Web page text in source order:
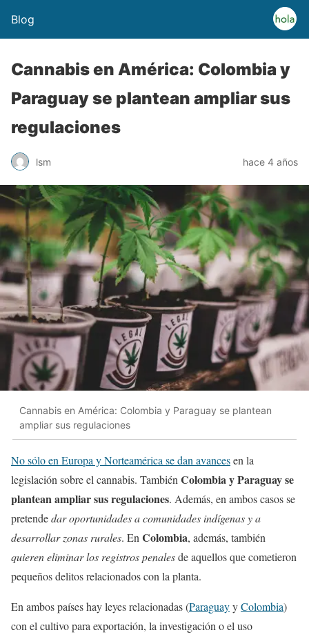
Blog
Cannabis en América: Colombia y
Paraguay se plantean ampliar sus
regulaciones
lsm hace 4 años
Cannabis en América: Colombia y Paraguay se plantean
ampliar sus regulaciones
No sólo en Europa y Norteamérica se dan avancesen la
legislación sobre el cannabis. También Colombia y Paraguay se
plantean ampliar sus regulaciones. Además, en ambos casos se
pretendedar oportunidades a comunidades indígenas y a
desarrollar zonas rurales. En Colombia, además, también
quieren eliminar los registros penalesde aquellos que cometieron
pequeños delitos relacionados con la planta.
En ambos países hay leyes relacionadas (ParaguayyColombia)
con el cultivo para exportación, la investigación o el uso